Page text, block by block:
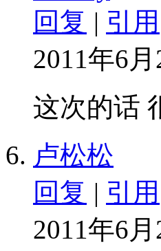
回复 | 引用
2011年6
这次的话
卢松松
回复 | 引用
2011年6